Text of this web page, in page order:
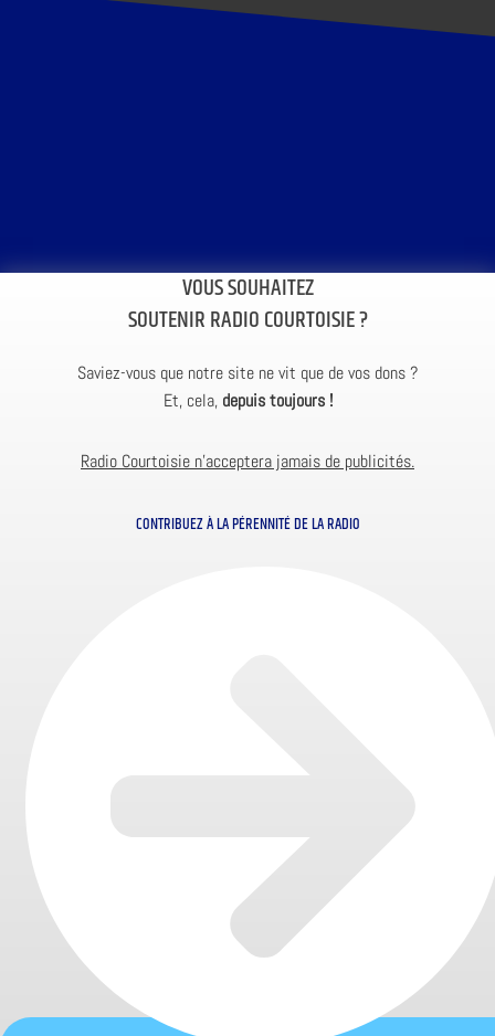
VOUS SOUHAITEZ
SOUTENIR RADIO COURTOISIE ?
Saviez-vous que notre site ne vit que de vos dons ?
Et, cela, depuis toujours !
Radio Courtoisie n’acceptera jamais de publicités.
CONTRIBUEZ À LA PÉRENNITÉ DE LA RADIO